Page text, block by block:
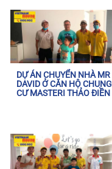
DỰ ÁN CHUYỂN NHÀ MR
DAVID Ở CĂN HỘ CHUNG
CƯ MASTERI THẢO ĐIỀN